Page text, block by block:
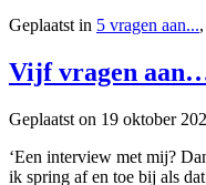
Geplaatst in 5 vragen aan...,
Vijf vragen
Geplaatst on 19 oktober
‘Een interview met mij?
ik spring af en toe bij als